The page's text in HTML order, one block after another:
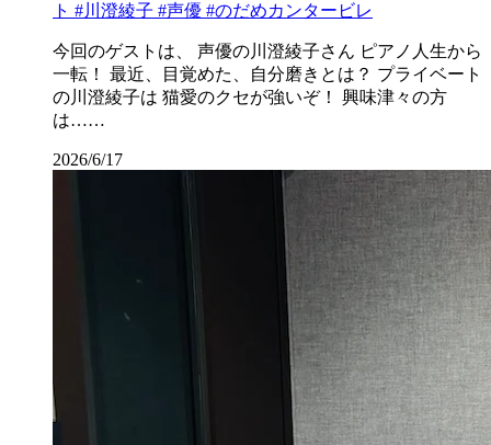
ト #川澄綾子 #声優 #のだめカンタービレ
今回のゲストは、 声優の川澄綾子さん ピアノ人生から
一転！ 最近、目覚めた、自分磨きとは？ プライベート
の川澄綾子は 猫愛のクセが強いぞ！ 興味津々の方
は……
2026/6/17